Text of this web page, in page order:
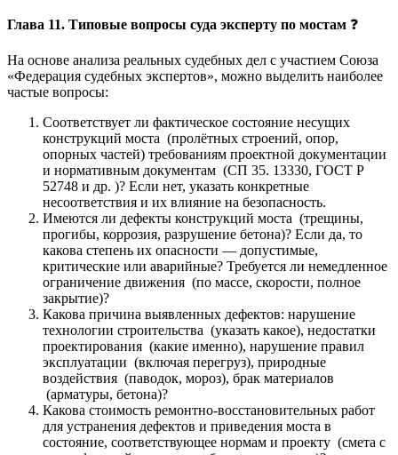
Глава 11. Типовые вопросы суда эксперту по мостам ❓
На основе анализа реальных судебных дел с участием Союза
«Федерация судебных экспертов», можно выделить наиболее
частые вопросы:
Соответствует ли фактическое состояние несущих
конструкций моста (пролётных строений, опор,
опорных частей) требованиям проектной документации
и нормативным документам (СП 35. 13330, ГОСТ Р
52748 и др. )? Если нет, указать конкретные
несоответствия и их влияние на безопасность.
Имеются ли дефекты конструкций моста (трещины,
прогибы, коррозия, разрушение бетона)? Если да, то
какова степень их опасности — допустимые,
критические или аварийные? Требуется ли немедленное
ограничение движения (по массе, скорости, полное
закрытие)?
Какова причина выявленных дефектов: нарушение
технологии строительства (указать какое), недостатки
проектирования (какие именно), нарушение правил
эксплуатации (включая перегруз), природные
воздействия (паводок, мороз), брак материалов
(арматуры, бетона)?
Какова стоимость ремонтно-восстановительных работ
для устранения дефектов и приведения моста в
состояние, соответствующее нормам и проекту (смета с